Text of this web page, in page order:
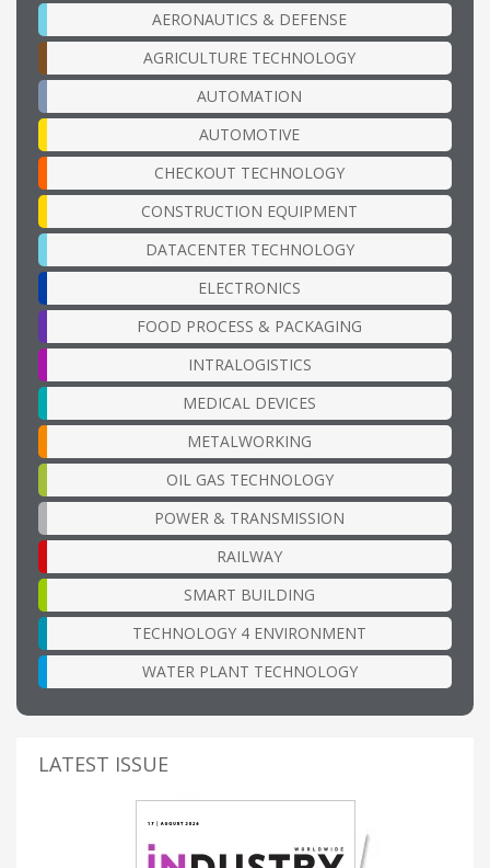
AERONAUTICS & DEFENSE
AGRICULTURE TECHNOLOGY
AUTOMATION
AUTOMOTIVE
CHECKOUT TECHNOLOGY
CONSTRUCTION EQUIPMENT
DATACENTER TECHNOLOGY
ELECTRONICS
FOOD PROCESS & PACKAGING
INTRALOGISTICS
MEDICAL DEVICES
METALWORKING
OIL GAS TECHNOLOGY
POWER & TRANSMISSION
RAILWAY
SMART BUILDING
TECHNOLOGY 4 ENVIRONMENT
WATER PLANT TECHNOLOGY
LATEST ISSUE